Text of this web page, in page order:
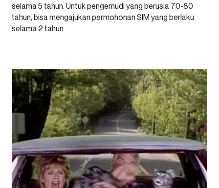
selama 5 tahun. Untuk pengemudi yang berusia 70-80
tahun, bisa mengajukan permohonan SIM yang berlaku
selama 2 tahun